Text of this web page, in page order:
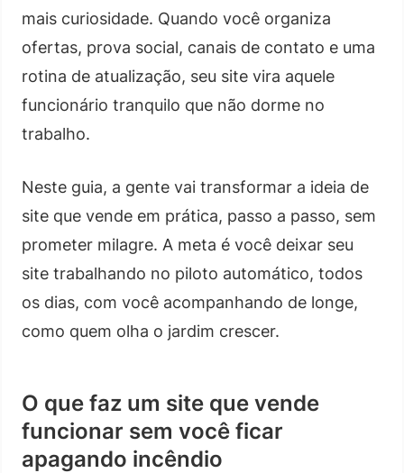
mais curiosidade. Quando você organiza
ofertas, prova social, canais de contato e uma
rotina de atualização, seu site vira aquele
funcionário tranquilo que não dorme no
trabalho.
Neste guia, a gente vai transformar a ideia de
site que vende em prática, passo a passo, sem
prometer milagre. A meta é você deixar seu
site trabalhando no piloto automático, todos
os dias, com você acompanhando de longe,
como quem olha o jardim crescer.
O que faz um site que vende
funcionar sem você ficar
apagando incêndio